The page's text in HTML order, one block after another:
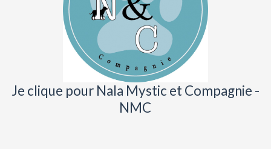
Je clique pour Nala Mystic et Compagnie -
NMC